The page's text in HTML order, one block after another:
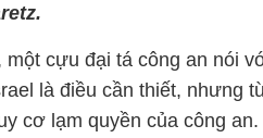
cựu đại tá công an nói
là điều cần thiết, nhưng
cơ lạm quyền của công